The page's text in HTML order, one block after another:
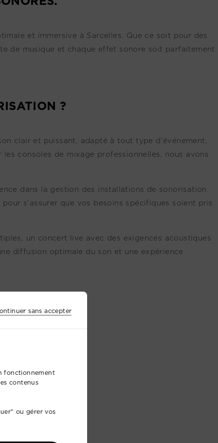
et immersive à Sarcelles. Que ce soit pour des
de musique et chaque effet sonore soit parfaitement
?
clair et puissant, adapté à tout type d'événement,
consoles de mixage professionnelles, nous avons
dans la gestion des installations de sonorisation
s’assurer que vos besoins spécifiques soient pris
un concert live avec des exigences acoustiques
diffusion optimale du son et une expérience
sans accepter
fonctionnement
contenus
ou gérer vos